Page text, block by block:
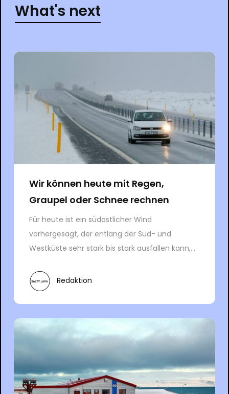
What's next
Wir können heute mit Regen,
Graupel oder Schnee rechnen
Für heute ist ein südöstlicher Wind
vorhergesagt, der entlang der Süd- und
Westküste sehr stark bis stark ausfallen kann,...
Redaktion